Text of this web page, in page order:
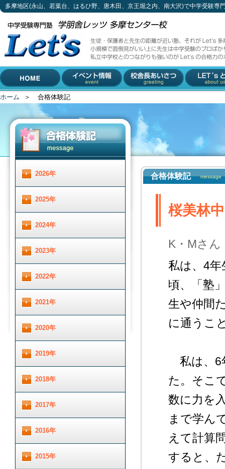
桜美林中・宮崎日大中 合格！
多摩地区(永山、若葉台、はるひ野、唐木田、京王堀之内、南大沢)で中学受験専
私立中学校とのつながりも強いのがLet'sの合格力のポイントです。
多摩地区(永山、若葉台、は
るひ野、唐木田、京王堀之
内、南大沢)で中学受験専門
塾をお探しなら
042-310-3883 (受付時間 月～土 13 : 30 ～ 19 :00)
〒206-0033 東京都多摩市落合1-5-11 小林ビル2F
ホーム ＞ 合格体験記
合格体験記 message
桜美林
K・Mさん
私は、4
頃、「塾
生や仲間
に通うこ
私は、6
た。そこ
数に力を
まで学ん
えて計算
すると、
2026年
2025年
2024年
2023年
2022年
2021年
2020年
2019年
2018年
2017年
2016年
2015年
HOME イベント情報